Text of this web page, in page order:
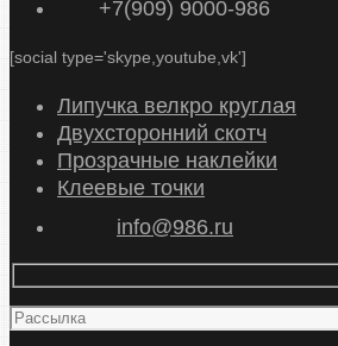
е
+7(909) 9000-986
[social type='skype,youtube,vk']
Липучка велкро круглая
Двухсторонний скотч
Прозрачные наклейки
Клеевые точки
info@986.ru